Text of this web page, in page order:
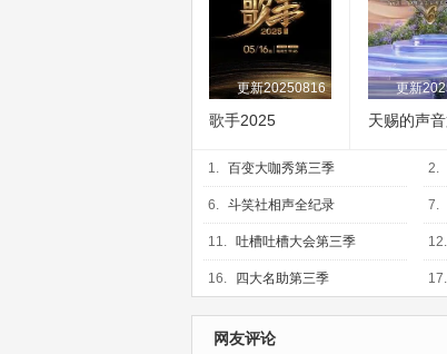
更新20250816
歌手2025
更新
天赐的声
1. 百变大咖秀第三季 2.
6. 斗笑社相声全纪录 7.
11. 吐槽吐槽大会第三季 12.
16. 四大名助第三季 17.
网友评论